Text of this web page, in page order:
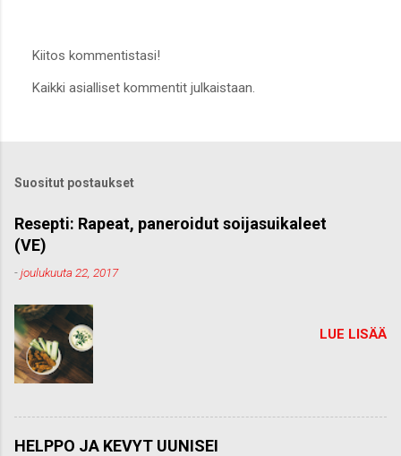
ä
o
m
e
n
Kiitos kommentistasi!
Kaikki asialliset kommentit julkaistaan.
Suositut postaukset
Resepti: Rapeat, paneroidut soijasuikaleet
(VE)
-joulukuuta 22, 2017
LUE LISÄÄ
HELPPO JA KEVYT UUNISEI